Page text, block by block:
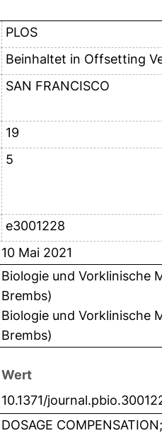
PLOS
Beinhaltet in Offsetting
SAN FRANCISCO
19
5
e3001228
10 Mai 2021
Biologie und Vorklinische
Brembs)
Biologie und Vorklinische
Brembs)
Wert
10.1371/
DOSAGE